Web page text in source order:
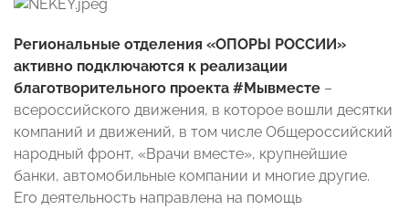
Региональные отделения «ОПОРЫ РОССИИ»
активно подключаются к реализации
благотворительного проекта #Мывместе –
всероссийского движения, в которое вошли десятки
компаний и движений, в том числе Общероссийский
народный фронт, «Врачи вместе», крупнейшие
банки, автомобильные компании и многие другие.
Его деятельность направлена на помощь